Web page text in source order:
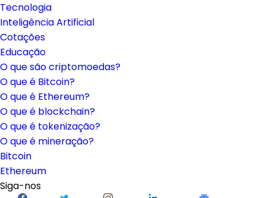
Tecnologia
Inteligência Artificial
Cotações
Educação
O que são criptomoedas?
O que é Bitcoin?
O que é Ethereum?
O que é blockchain?
O que é tokenização?
O que é mineração?
Bitcoin
Ethereum
Siga-nos